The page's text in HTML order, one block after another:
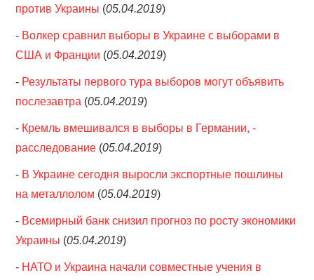
против Украины (05.04.2019)
- Волкер сравнил выборы в Украине с выборами в
США и Франции (05.04.2019)
- Результаты первого тура выборов могут объявить
послезавтра (05.04.2019)
- Кремль вмешивался в выборы в Германии, -
расследование (05.04.2019)
- В Украине сегодня выросли экспортные пошлины
на металлолом (05.04.2019)
- Всемирный банк снизил прогноз по росту экономики
Украины (05.04.2019)
- НАТО и Украина начали совместные учения в